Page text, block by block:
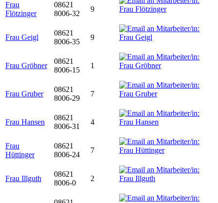
Frau
Flötzinger
08621
8006-32
9
Frau Geigl
08621
8006-35
9
Frau Gröbner
08621
8006-15
1
Frau Gruber
08621
8006-29
7
Frau Hansen
08621
8006-31
4
Frau
Hüttinger
08621
8006-24
7
Frau Illguth
08621
8006-0
2